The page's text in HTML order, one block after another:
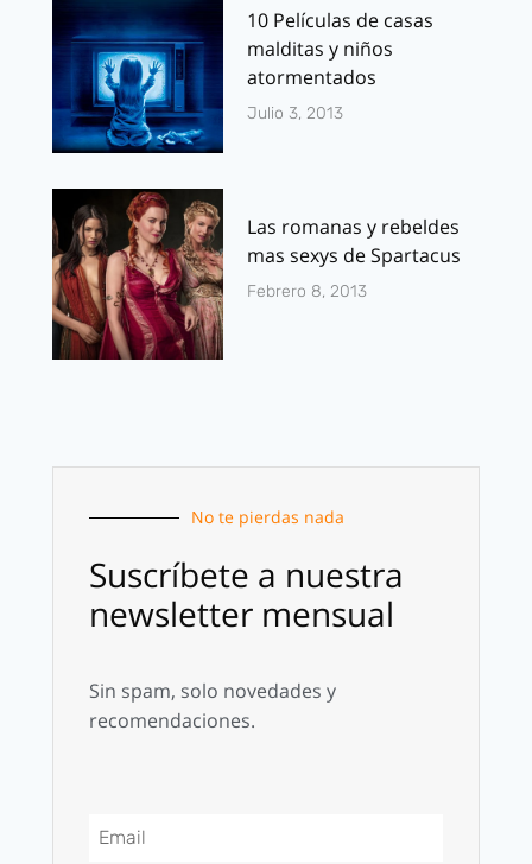
10 Películas de casas
malditas y niños
atormentados
Julio 3, 2013
Las romanas y rebeldes
mas sexys de Spartacus
Febrero 8, 2013
No te pierdas nada
Suscríbete a nuestra
newsletter mensual
Sin spam, solo novedades y
recomendaciones.